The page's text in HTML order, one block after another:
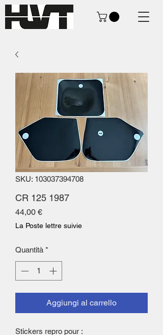
SKU: 103037394708
CR 125 1987
44,00 €Prezzo
La Poste lettre suivie
Quantità *
Aggiungi al carrello
Stickers repro pour :